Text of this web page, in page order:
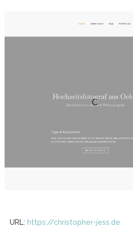
URL: https://christopher-jess.de